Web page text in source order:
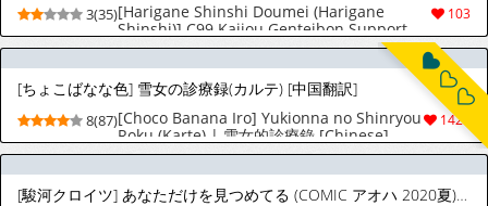
103
3(35)[Harigane Shinshi Doumei (Harigane
Shinshi)] C99 Kaijou Genteibon Support
Maid no Amaama Harem Gohoushi | C99
会場限定本 後勤女僕們的甜膩膩後宮侍奉
(Blue Archive) [Chinese] [Digital]
[ちょこばなな色] 雪女の診療録(カルテ) [中国翻訳]
1424
8(87)[Choco Banana Iro] Yukionna no Shinryou
Roku (Karte) | 雪女的診療錄 [Chinese]
[駿河クロイツ] あなただけを見つめてる (COMIC アオハ 2020夏) [ポルトガル翻訳] [無修正] [DL版]